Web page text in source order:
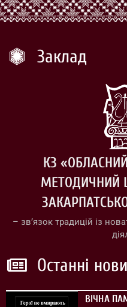
Заклад
КЗ
МЕТОДИЧНИЙ
– зв’язок традицій із
Останні
ВІЧНА